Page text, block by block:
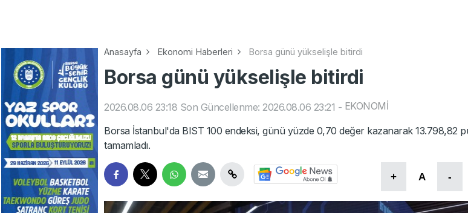
Anasayfa Ekonomi Haberleri Borsa günü yükselişle bitirdi
Borsa günü yükselişle bitirdi
2026.08.06 23:18 Son Güncellenme: 2026.08.06 23:21 - EKONOMİ
Borsa İstanbul'da BIST 100 endeksi, günü yüzde 0,70 değer kazanarak 13.798,82
tamamladı.
+ A -